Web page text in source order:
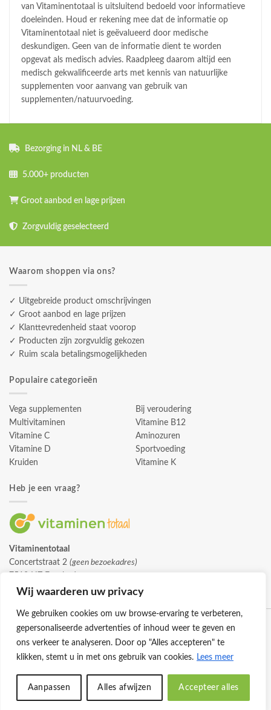
Wij waarderen uw privacy
We gebruiken cookies om uw browse-ervaring te verbeteren,
gepersonaliseerde advertenties of inhoud weer te geven en
ons verkeer te analyseren. Door op "Alles accepteren" te
klikken, stemt u in met ons gebruik van cookies. Lees meer
Aanpassen Alles afwijzen Accepteer alles
van Vitaminentotaal is uitsluitend bedoeld voor informatieve
doeleinden. Houd er rekening mee dat de informatie op
Vitaminentotaal niet is geëvalueerd door medische
deskundigen. Geen van de informatie dient te worden
opgevat als medisch advies. Raadpleeg daarom altijd een
medisch gekwalificeerde arts met kennis van natuurlijke
supplementen voor aanvang van gebruik van
supplementen/natuurvoeding.
Bezorging in NL & BE
5.000+ producten
Groot aanbod en lage prijzen
Zorgvuldig geselecteerd
Waarom shoppen via ons?
✓ Uitgebreide product omschrijvingen
✓ Groot aanbod en lage prijzen
✓ Klanttevredenheid staat voorop
✓ Producten zijn zorgvuldig gekozen
✓ Ruim scala betalingsmogelijkheden
Populaire categorieën
Vega supplementen
Multivitaminen
Vitamine C
Vitamine D
Kruiden
Bij veroudering
Vitamine B12
Aminozuren
Sportvoeding
Vitamine K
Heb je een vraag?
Vitaminentotaal
Concertstraat 2 (geen bezoekadres)
info@vitaminentotaal.nl
© 2026 -Vitaminentotaal.nl